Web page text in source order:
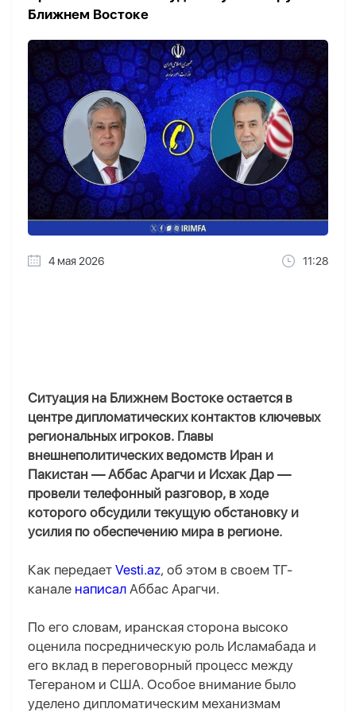
Ближнем Востоке
4 мая 2026 11:28
Ситуация на Ближнем Востоке остается в
центре дипломатических контактов ключевых
региональных игроков. Главы
внешнеполитических ведомств Иран и
Пакистан — Аббас Арагчи и Исхак Дар —
провели телефонный разговор, в ходе
которого обсудили текущую обстановку и
усилия по обеспечению мира в регионе.
Как передает Vesti.az, об этом в своем ТГ-
канале написал Аббас Арагчи.
По его словам, иранская сторона высоко
оценила посредническую роль Исламабада и
его вклад в переговорный процесс между
Тегераном и США. Особое внимание было
уделено дипломатическим механизмам